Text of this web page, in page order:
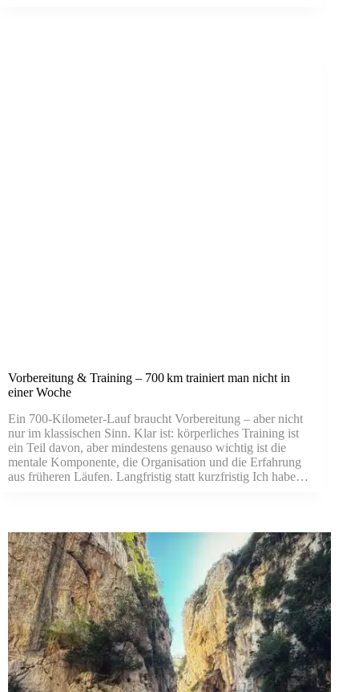
Vorbereitung & Training – 700 km trainiert man nicht in
einer Woche
Ein 700‑Kilometer‑Lauf braucht Vorbereitung – aber nicht
nur im klassischen Sinn. Klar ist: körperliches Training ist
ein Teil davon, aber mindestens genauso wichtig ist die
mentale Komponente, die Organisation und die Erfahrung
aus früheren Läufen. Langfristig statt kurzfristig Ich habe…